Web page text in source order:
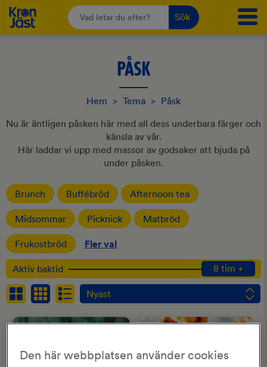
Sök
PÅSK
Hem > Tema > Påsk
Nu är äntligen påsken här med all dess underbara färger och
känsla av vår.
Här laddar vi upp med massor av godsaker att bjuda på
under påsken.
Brunch Buffébröd Afternoon tea
Midsommar Picknick Matbröd
Frukostbröd Fler val
Aktiv baktid 8 tim +
Nyast
Namn
Den här webbplatsen använder cookies